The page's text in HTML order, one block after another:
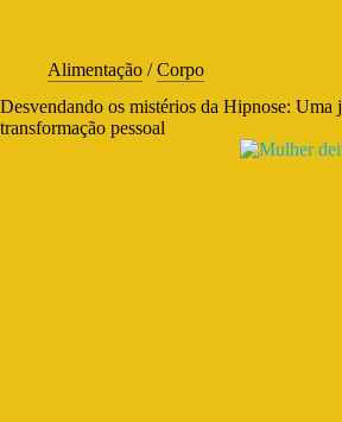
Alimentação /Corpo
Desvendando os mistérios da Hipnose: Uma
transformação pessoal